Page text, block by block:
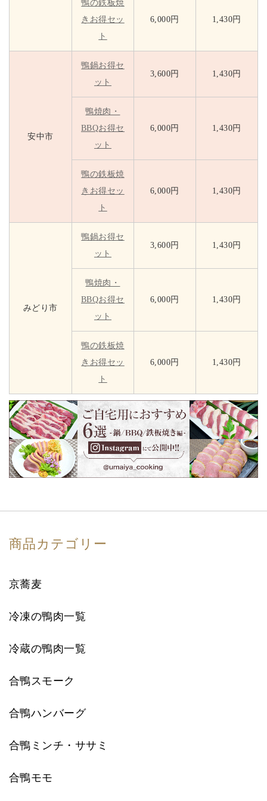
鴨の鉄板焼
きお得セッ
ト
6,000円 1,430円
安中市
鴨鍋お得セ
ット
3,600円 1,430円
鴨焼肉・
BBQお得セ
ット
6,000円 1,430円
鴨の鉄板焼
きお得セッ
ト
6,000円 1,430円
みどり市
鴨鍋お得セ
ット
3,600円 1,430円
鴨焼肉・
BBQお得セ
ット
6,000円 1,430円
鴨の鉄板焼
きお得セッ
ト
6,000円 1,430円
商品カテゴリー
京蕎麦
冷凍の鴨肉一覧
冷蔵の鴨肉一覧
合鴨スモーク
合鴨ハンバーグ
合鴨ミンチ・ササミ
合鴨モモ